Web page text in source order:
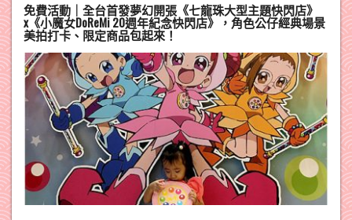
免費活動｜全台首發夢幻開張《七龍珠大型主題快閃店》
x《小魔女DoReMi 20週年紀念快閃店》，角色公仔經典場景
美拍打卡、限定商品包起來！